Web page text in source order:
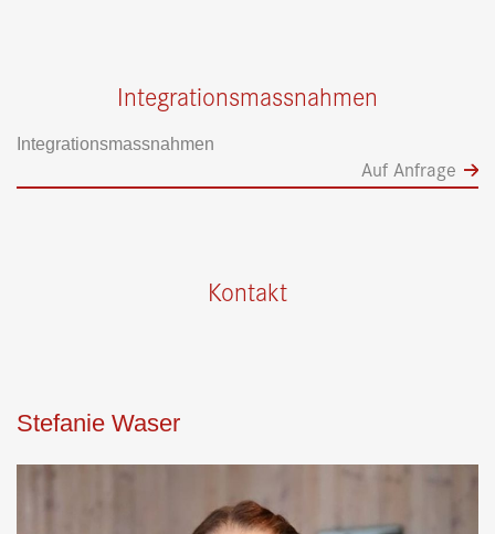
Integrationsmassnahmen
Integrationsmassnahmen
Auf Anfrage
Kontakt
Stefanie Waser